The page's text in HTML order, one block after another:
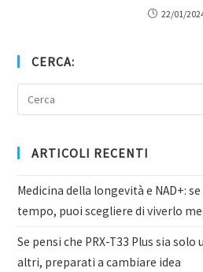
22/01/
CERCA:
ARTICOLI RECENTI
Medicina della longevità e NAD+:
tempo, puoi scegliere di viverlo
Se pensi che PRX-T33 Plus sia
altri, preparati a cambiare idea